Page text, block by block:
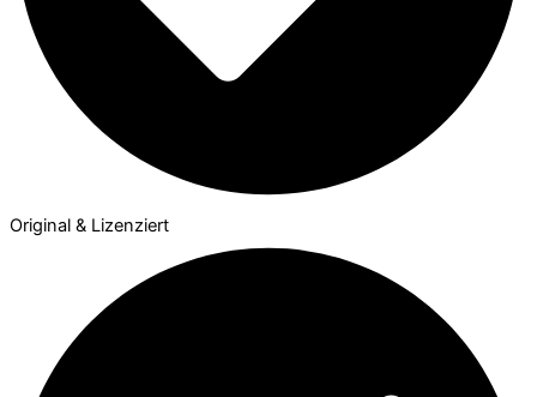
Original & Lizenziert